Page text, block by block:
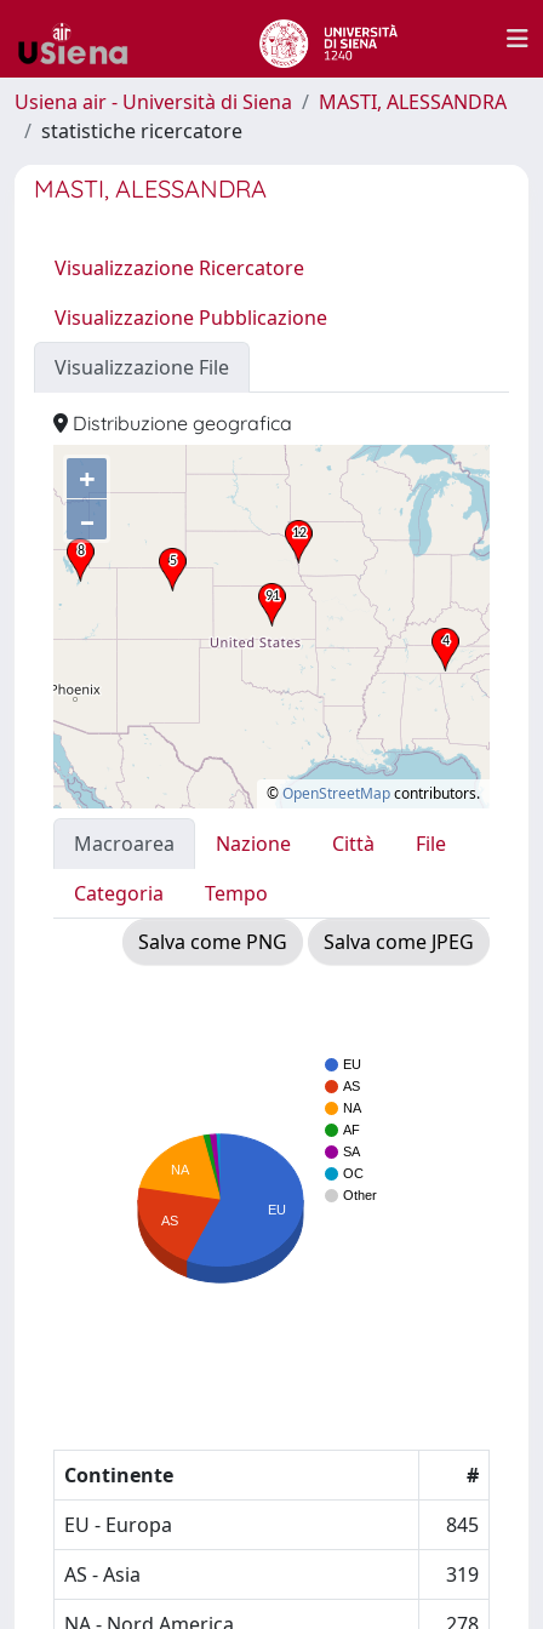
Usiena air - Università di Siena
MASTI, ALESSANDRA
statistiche ricercatore
MASTI, ALESSANDRA
Visualizzazione Ricercatore
Visualizzazione Pubblicazione
Visualizzazione File
Distribuzione geografica
+
–
©OpenStreetMapcontributors.
Macroarea Nazione Città
File
Categoria
Tempo
Salva come PNG
Salva come JPEG
EU
AS
NA
AF
SA
OC
Other
NA
AS
EU
Continente
#
EU - Europa
845
AS - Asia
319